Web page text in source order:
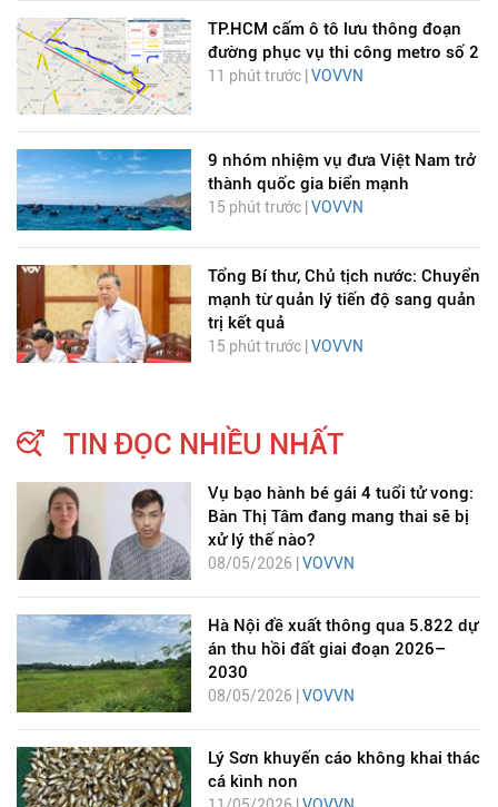
TP.HCM cấm ô tô lưu thông đoạn
đường phục vụ thi công metro số 2
11 phút trước |VOVVN
9 nhóm nhiệm vụ đưa Việt Nam trở
thành quốc gia biển mạnh
15 phút trước | VOVVN
Tổng Bí thư, Chủ tịch nước: Chuyển
mạnh từ quản lý tiến độ sang quản
trị kết quả
15 phút trước | VOVVN
TIN ĐỌC NHIỀU NHẤT
Vụ bạo hành bé gái 4 tuổi tử vong:
Bàn Thị Tâm đang mang thai sẽ bị
xử lý thế nào?
08/05/2026 | VOVVN
Hà Nội đề xuất thông qua 5.822 dự
án thu hồi đất giai đoạn 2026–
2030
08/05/2026 | VOVVN
Lý Sơn khuyến cáo không khai thác
cá kình non